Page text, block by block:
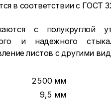
в соответствии с ГОСТ
с полукруглой
и надежного
листов с другими
2500 мм
9,5 мм